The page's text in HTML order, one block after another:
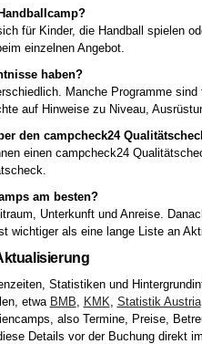
für Kinder, die Handball spielen
einzelnen Angebot.
haben?
Manche Programme
auf Hinweise zu Niveau,
den campcheck24
einen campcheck24
am besten?
Unterkunft und Anreise.
wichtiger als eine lange Liste an
Statistiken und
etwa BMB, KMK, Statistik Austria
also Termine, Preise,
Details vor der Buchung direkt